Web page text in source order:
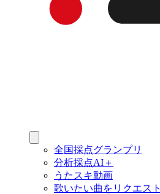
全国採点グランプリ
分析採点AI＋
うたスキ動画
歌いたい曲をリクエスト